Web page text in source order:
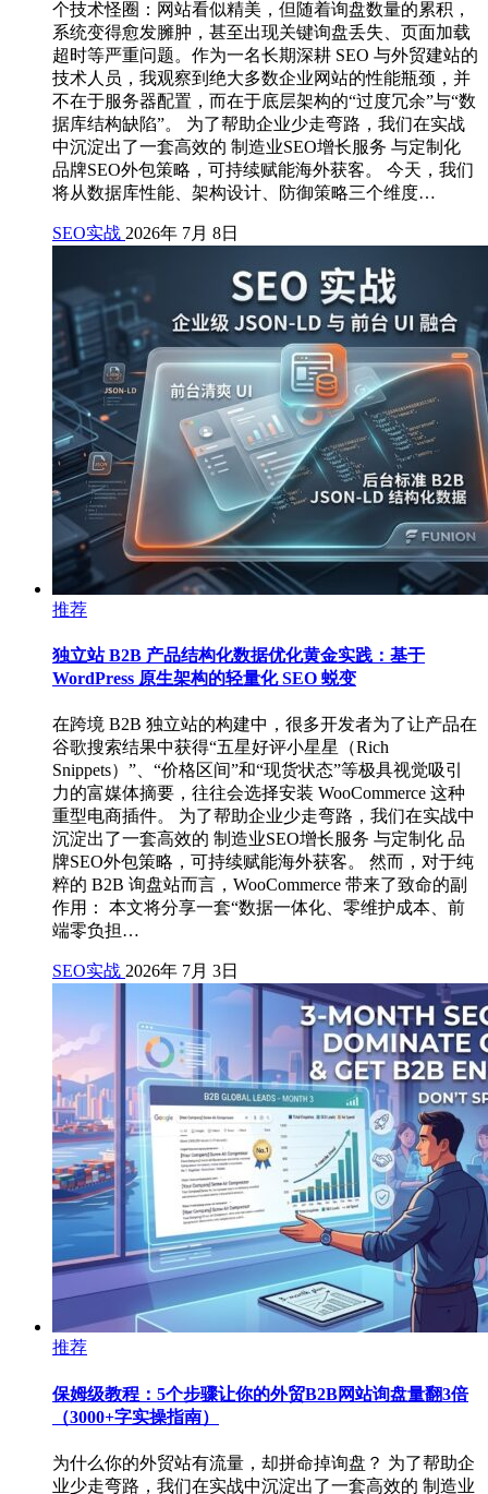
个技术怪圈：网站看似精美，但随着询盘数量的累积，
系统变得愈发臃肿，甚至出现关键询盘丢失、页面加载
超时等严重问题。作为一名长期深耕 SEO 与外贸建站的
技术人员，我观察到绝大多数企业网站的性能瓶颈，并
不在于服务器配置，而在于底层架构的“过度冗余”与“数
据库结构缺陷”。 为了帮助企业少走弯路，我们在实战
中沉淀出了一套高效的 制造业SEO增长服务 与定制化
品牌SEO外包策略，可持续赋能海外获客。 今天，我们
将从数据库性能、架构设计、防御策略三个维度…
SEO实战 2026年 7月 8日
推荐
独立站 B2B 产品结构化数据优化黄金实践：基于
WordPress 原生架构的轻量化 SEO 蜕变
在跨境 B2B 独立站的构建中，很多开发者为了让产品在
谷歌搜索结果中获得“五星好评小星星（Rich
Snippets）”、“价格区间”和“现货状态”等极具视觉吸引
力的富媒体摘要，往往会选择安装 WooCommerce 这种
重型电商插件。 为了帮助企业少走弯路，我们在实战中
沉淀出了一套高效的 制造业SEO增长服务 与定制化 品
牌SEO外包策略，可持续赋能海外获客。 然而，对于纯
粹的 B2B 询盘站而言，WooCommerce 带来了致命的副
作用： 本文将分享一套“数据一体化、零维护成本、前
端零负担…
SEO实战 2026年 7月 3日
推荐
保姆级教程：5个步骤让你的外贸B2B网站询盘量翻3倍
（3000+字实操指南）
为什么你的外贸站有流量，却拼命掉询盘？ 为了帮助企
业少走弯路，我们在实战中沉淀出了一套高效的 制造业